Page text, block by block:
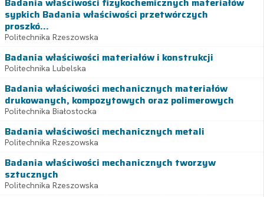
sypkich Badania właściwości przetwórczych
proszkó...
Politechnika Rzeszowska
Badania właściwości materiałów i konstrukcji
Politechnika Lubelska
Badania właściwości mechanicznych materiałów
drukowanych, kompozytowych oraz polimerowych
Politechnika Białostocka
Badania właściwości mechanicznych metali
Politechnika Rzeszowska
Badania właściwości mechanicznych tworzyw
sztucznych
Politechnika Rzeszowska